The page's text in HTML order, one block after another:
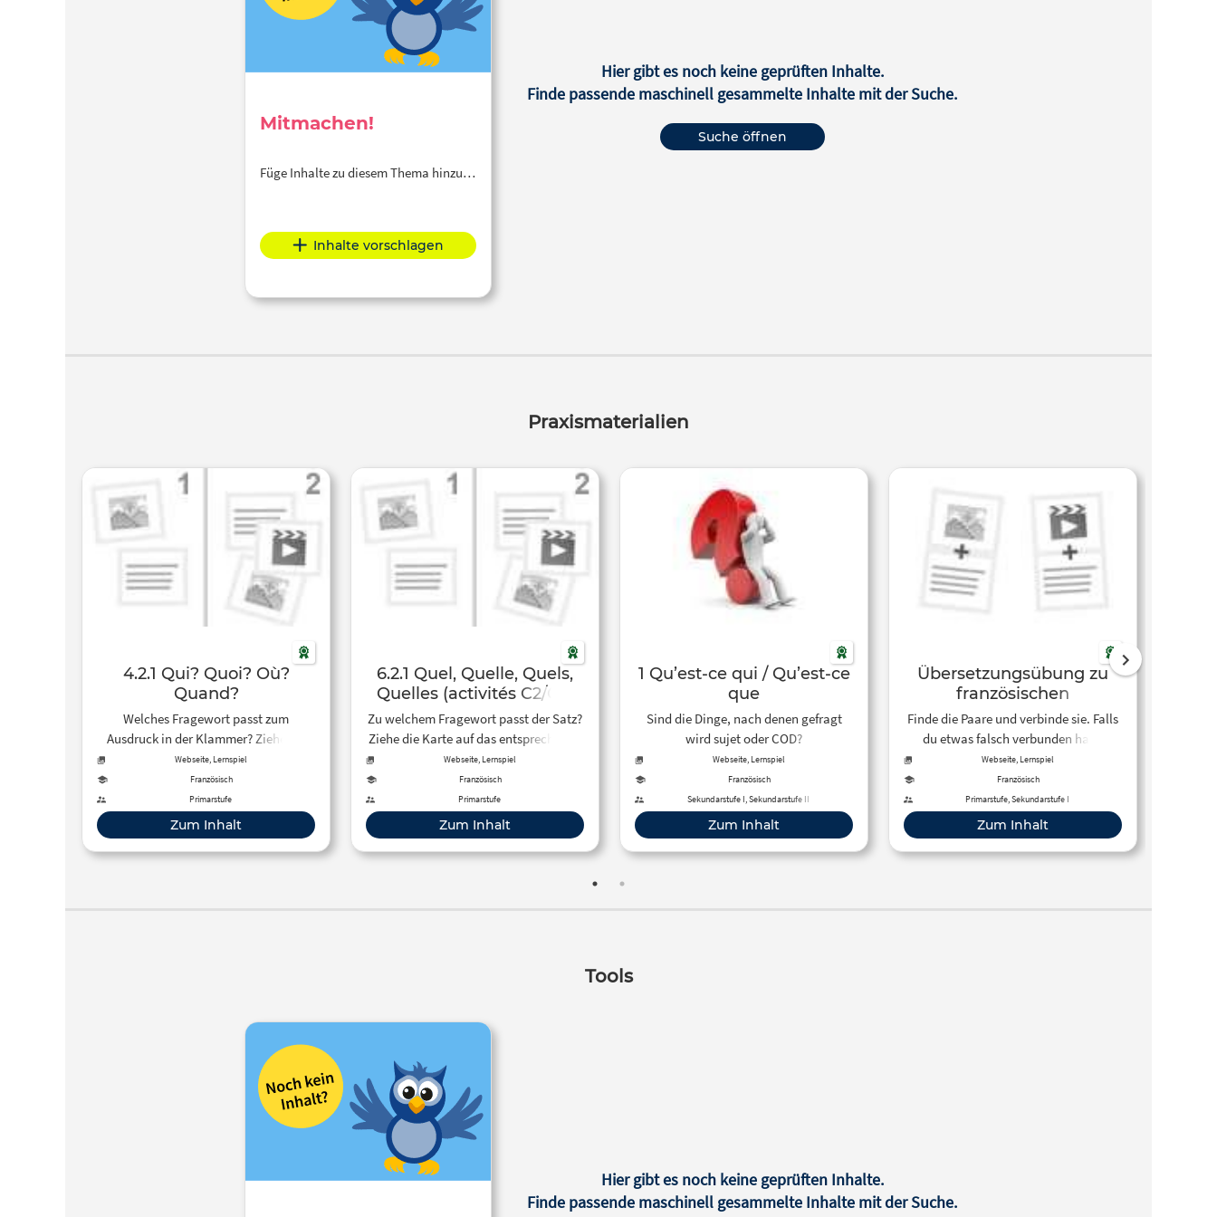
Mitmachen!
Füge Inhalte zu diesem Thema hinzu…
Inhalte vorschlagen
Hier gibt es noch keine geprüften Inhalte.
Finde passende maschinell gesammelte Inhalte mit der Suche.
Suche öffnen
Praxismaterialien
4.2.1 Qui? Quoi? Où?
Quand?
Welches Fragewort passt zum
Ausdruck in der Klammer? Ziehe die
Karte auf den entsprechende Feld.
Webseite, Lernspiel
Französisch
Primarstufe
Zum Inhalt
6.2.1 Quel, Quelle, Quels,
Quelles (activités C2/C3)
Zu welchem Fragewort passt der Satz?
Ziehe die Karte auf das entsprechende
Feld.
Webseite, Lernspiel
Französisch
Primarstufe
Zum Inhalt
1 Qu’est-ce qui / Qu’est-ce
que
Sind die Dinge, nach denen gefragt
wird sujet oder COD?
Webseite, Lernspiel
Französisch
Sekundarstufe I, Sekundarstufe II
Zum Inhalt
Übersetzungsübung zu
französischen
Fragewörtern
Finde die Paare und verbinde sie. Falls
du etwas falsch verbunden hast,
werden die Kärtchen rot umrandet. Du
kannst sie wieder trennen, indem zu
zwischen beide Kärtchen klickst.
Webseite, Lernspiel
Französisch
Primarstufe, Sekundarstufe I
Zum Inhalt
Tools
Hier gibt es noch keine geprüften Inhalte.
Finde passende maschinell gesammelte Inhalte mit der Suche.